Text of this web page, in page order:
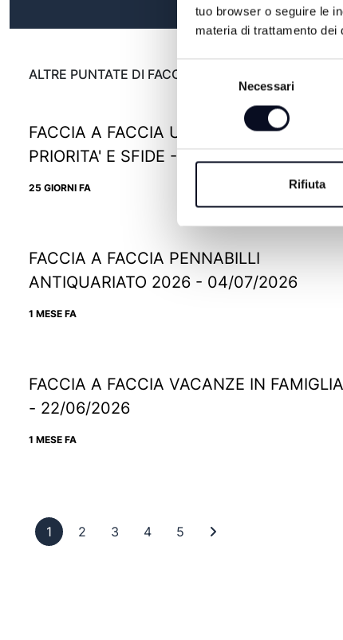
tuo browser o seguire le
materia di trattamento dei
Selezione
Necessari
Rifiuta
ALTRE PUNTATE DI FACCIA A FACCIA
FACCIA A FACCIA UIL EMILIA-ROMAGNA,
PRIORITA' E SFIDE - 13/07/2026
25 GIORNI FA
FACCIA A FACCIA PENNABILLI
ANTIQUARIATO 2026 - 04/07/2026
1 MESE FA
FACCIA A FACCIA VACANZE IN FAMIGLIA
- 22/06/2026
1 MESE FA
1 Pagina 1
2 Pagina 2
3 Pagina 3
4Pagina 4
5 Pagina 5